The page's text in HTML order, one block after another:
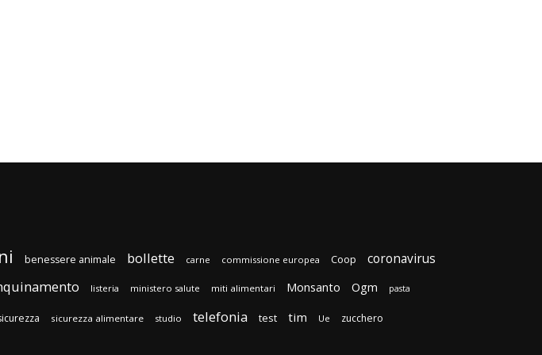
benessere animale bollette carne commissione europea Coop coronavirus
listeria ministero salute miti alimentari Monsanto Ogm pasta
sicurezza alimentare studio telefonia test tim Ue zucchero